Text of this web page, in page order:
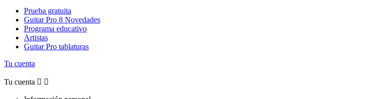
Prueba gratuita
Guitar Pro 8 Novedades
Programa educativo
Artistas
Guitar Pro tablaturas
Tu cuenta
Tu cuenta  